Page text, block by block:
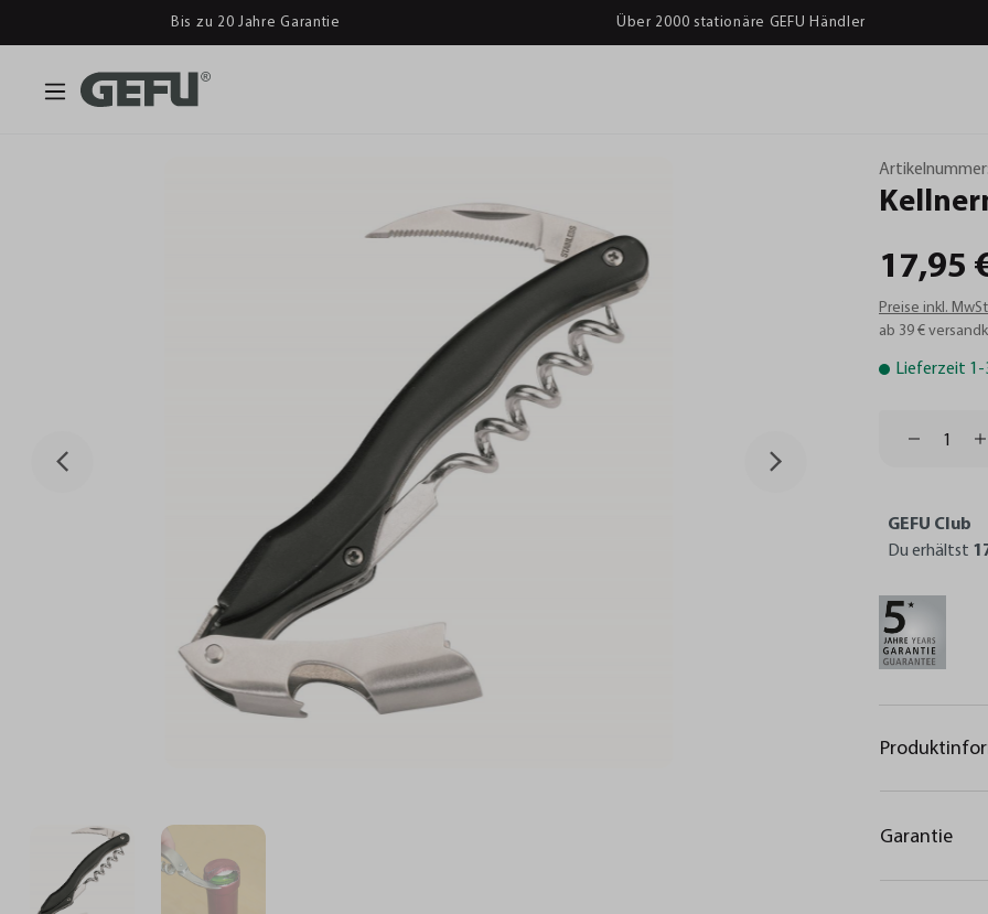
Bis zu 20 Jahre Garantie Über 2000 stationäre GEFU Händler
Artikelnummer:
17,95
Preise inkl.
ab 39 €
Lieferzeit 1-
GEFU Club
Du erhältst
Garantie